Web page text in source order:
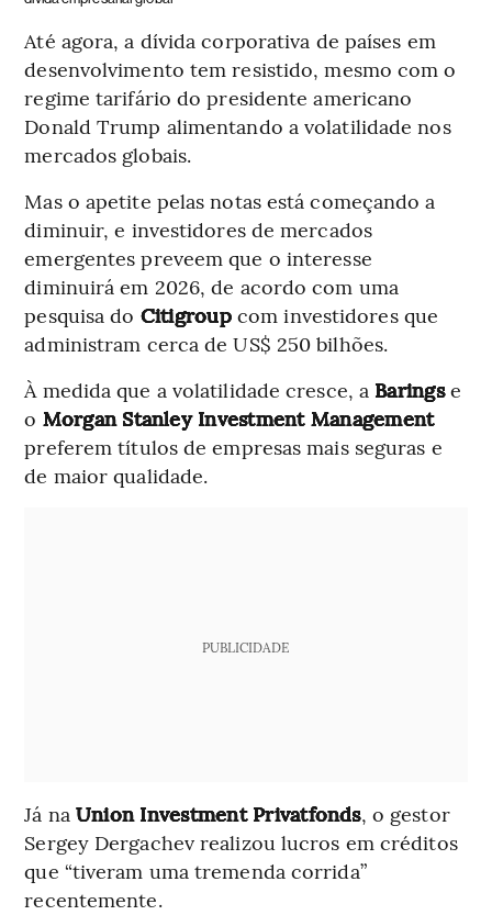
Até agora, a dívida corporativa de países em
desenvolvimento tem resistido, mesmo com o
regime tarifário do presidente americano
Donald Trump alimentando a volatilidade nos
mercados globais.
Mas o apetite pelas notas está começando a
diminuir, e investidores de mercados
emergentes preveem que o interesse
diminuirá em 2026, de acordo com uma
pesquisa do Citigroup com investidores que
administram cerca de US$ 250 bilhões.
À medida que a volatilidade cresce, a Baringse
o Morgan Stanley Investment Management
preferem títulos de empresas mais seguras e
de maior qualidade.
PUBLICIDADE
Já na Union Investment Privatfonds, o gestor
Sergey Dergachev realizou lucros em créditos
que “tiveram uma tremenda corrida”
recentemente.